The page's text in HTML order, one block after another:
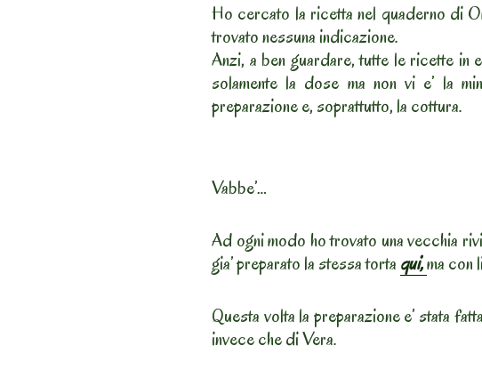
Ho cercato la ricetta nel quaderno di
trovato nessuna indicazione.
Anzi, a ben guardare, tutte le ricette in
solamente la dose ma non vi e’ la
preparazione e, soprattutto, la cottura.
Vabbe’…
Ad ogni modo ho trovato una vecchia
gia’ preparato la stessa torta qui,ma con
Questa volta la preparazione e’ stata
invece che di Vera.